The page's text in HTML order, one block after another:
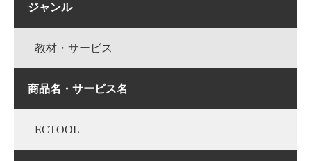
ジャンル
教材・サービス
商品名・サービス名
ECTOOL